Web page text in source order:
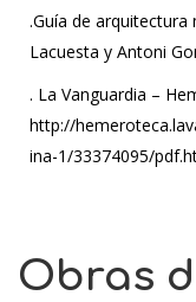
.Guía de arquitectura
Lacuesta y Antoni
. La Vanguardia –
http://
ina-1/33374095/
Obras